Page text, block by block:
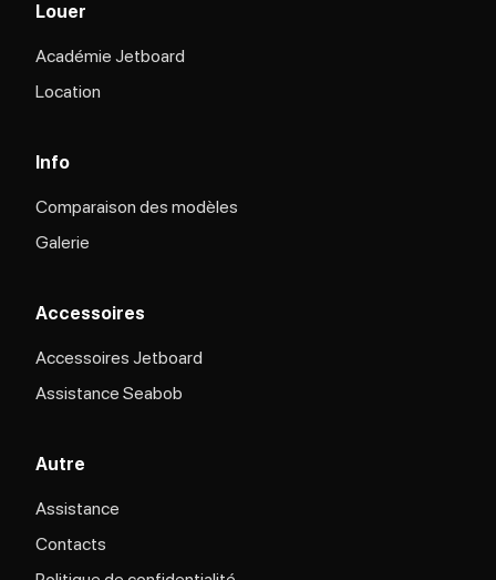
Louer
Académie Jetboard
Location
Info
Comparaison des modèles
Galerie
Accessoires
Accessoires Jetboard
Assistance Seabob
Autre
Assistance
Contacts